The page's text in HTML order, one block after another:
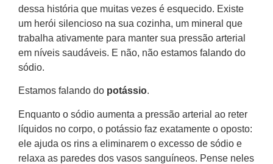
dessa história que muitas vezes é esquecido. Existe
um herói silencioso na sua cozinha, um mineral que
trabalha ativamente para manter sua pressão arterial
em níveis saudáveis. E não, não estamos falando do
sódio.
Estamos falando do potássio.
Enquanto o sódio aumenta a pressão arterial ao reter
líquidos no corpo, o potássio faz exatamente o oposto:
ele ajuda os rins a eliminarem o excesso de sódio e
relaxa as paredes dos vasos sanguíneos. Pense neles